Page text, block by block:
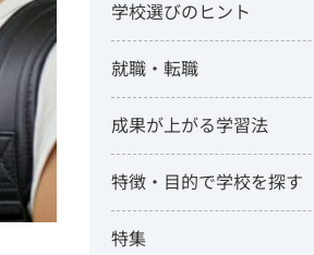
学校選びのヒント
就職・転職
成果が上がる学習法
特徴・目的で学校を探す
特集